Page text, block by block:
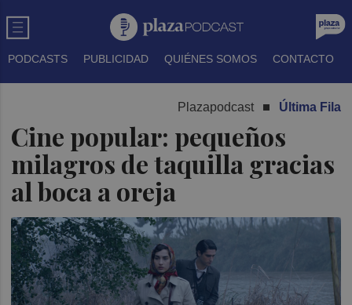
PODCASTS PUBLICIDAD QUIÉNES SOMOS CONTACTO
Plazapodcast Última Fila
Cine popular: pequeños
milagros de taquilla gracias
al boca a oreja